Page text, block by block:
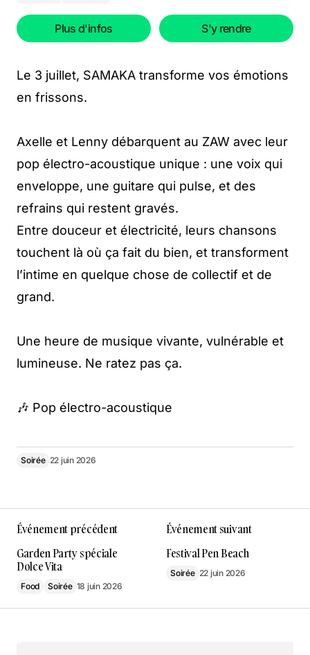
Plus d'infos S'y rendre
Le 3 juillet, SAMAKA transforme vos émotions
en frissons.
Axelle et Lenny débarquent au ZAW avec leur
pop électro-acoustique unique : une voix qui
enveloppe, une guitare qui pulse, et des
refrains qui restent gravés.
Entre douceur et électricité, leurs chansons
touchent là où ça fait du bien, et transforment
l’intime en quelque chose de collectif et de
grand.
Une heure de musique vivante, vulnérable et
lumineuse. Ne ratez pas ça.
🎶 Pop électro-acoustique
Soirée 22 juin 2026
Événement précédent
Garden Party spéciale
Dolce Vita
Food Soirée 18 juin 2026
Événement suivant
Festival Pen Beach
Soirée 22 juin 2026